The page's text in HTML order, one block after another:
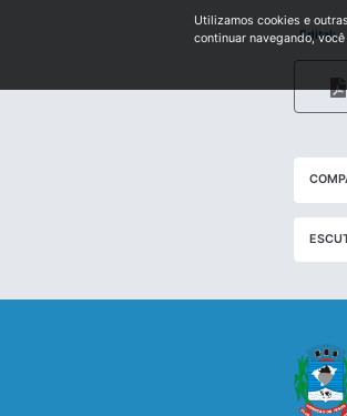
Edital:
Utilizamos cookies e
continuar navegando,